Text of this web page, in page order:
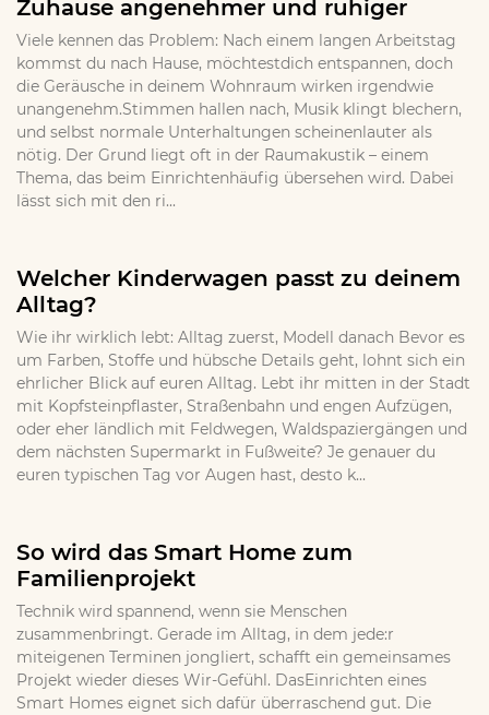
Zuhause angenehmer und ruhiger
Viele kennen das Problem: Nach einem langen Arbeitstag
kommst du nach Hause, möchtestdich entspannen, doch
die Geräusche in deinem Wohnraum wirken irgendwie
unangenehm.Stimmen hallen nach, Musik klingt blechern,
und selbst normale Unterhaltungen scheinenlauter als
nötig. Der Grund liegt oft in der Raumakustik – einem
Thema, das beim Einrichtenhäufig übersehen wird. Dabei
lässt sich mit den ri...
Welcher Kinderwagen passt zu deinem
Alltag?
Wie ihr wirklich lebt: Alltag zuerst, Modell danach Bevor es
um Farben, Stoffe und hübsche Details geht, lohnt sich ein
ehrlicher Blick auf euren Alltag. Lebt ihr mitten in der Stadt
mit Kopfsteinpflaster, Straßenbahn und engen Aufzügen,
oder eher ländlich mit Feldwegen, Waldspaziergängen und
dem nächsten Supermarkt in Fußweite? Je genauer du
euren typischen Tag vor Augen hast, desto k...
So wird das Smart Home zum
Familienprojekt
Technik wird spannend, wenn sie Menschen
zusammenbringt. Gerade im Alltag, in dem jede:r
miteigenen Terminen jongliert, schafft ein gemeinsames
Projekt wieder dieses Wir-Gefühl. DasEinrichten eines
Smart Homes eignet sich dafür überraschend gut. Die